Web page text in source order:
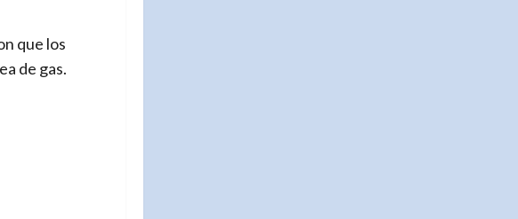
que los
de gas.